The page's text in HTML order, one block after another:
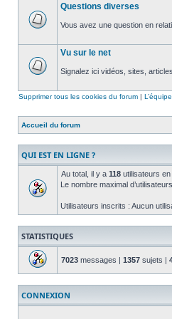
non
message
non
Questions diverses
Vous avez une question en
message
non
Vu sur le net
Signalez ici vidéos, sites,
Supprimer tous les cookies du forum | L’équipe
Accueil du forum
QUI EST EN LIGNE ?
Au total, il y a 118 utilisateurs
Le nombre maximal
Utilisateurs inscrits : Aucun
STATISTIQUES
7023 messages | 1357 sujets |
CONNEXION